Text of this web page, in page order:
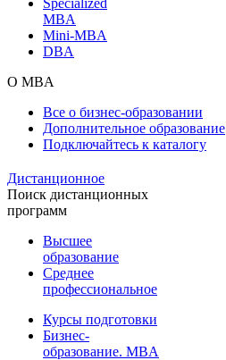
MBA
Mini-MBA
DBA
О MBA
Все о бизнес-образовании
Дополнительное образование
Подключайтесь к каталогу
Дистанционное
Поиск дистанционных
программ
Высшее
образование
Среднее
профессиональное
Курсы подготовки
Бизнес-
образование. MBA